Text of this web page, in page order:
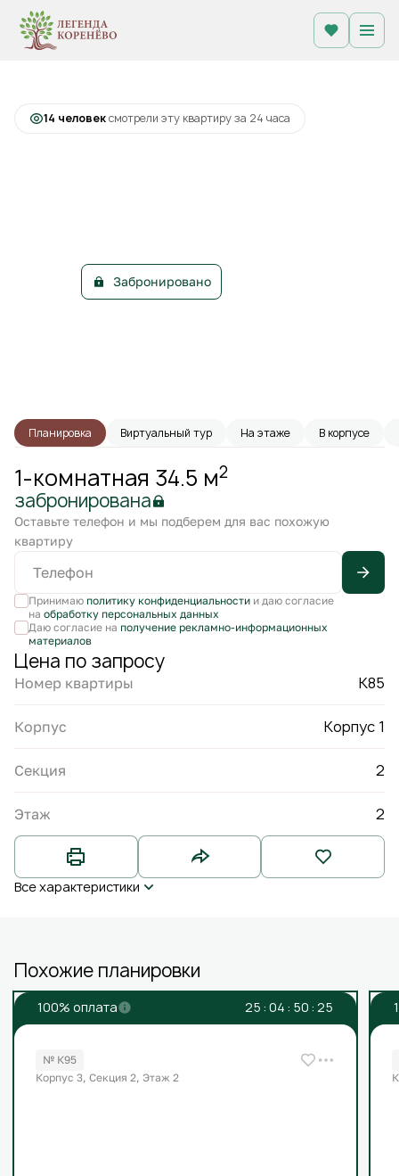
1-комнатная34.5 м Цена по запросу
14 человексмотрели эту квартиру за 24 часа
Забронировано
Планировка Виртуальный тур На этаже В корпусе
1-комнатная 34.5 м2
забронирована
Оставьте телефон и мы подберем для вас похожую
квартиру
Принимаю политику конфиденциальностии даю согласие
на обработку персональных данных
Даю согласие на получение рекламно-информационных
материалов
Цена по запросу
Номер квартиры К85
Корпус Корпус 1
Секция 2
Этаж 2
Все характеристики
Похожие планировки
100% оплата 25 : 04 : 50 : 25
№ К95
Корпус 3, Секция 2, Этаж 2